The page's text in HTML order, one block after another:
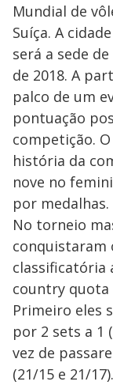
Mundial de
Suíça. A
será a sede
de 2018. A
palco de um
pontuação
competição.
história da
nove no
por medalhas.
No torneio
conquistaram
classificatória
country quota
Primeiro eles
por 2 sets a 1
vez de
(21/15 e 21/